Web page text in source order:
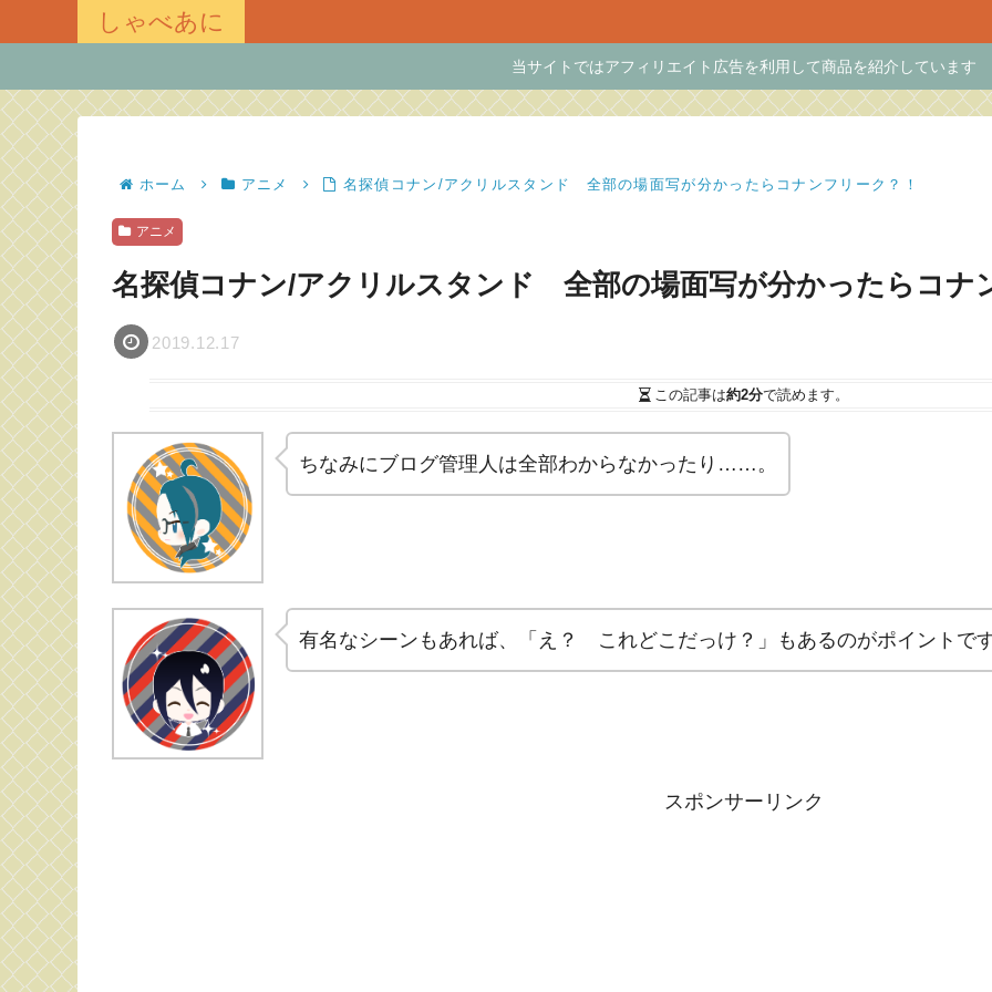
しゃべあに
当サイトではアフィリエイト広告を利用して商品を紹介しています
ホーム アニメ 名探偵コナン/アクリルスタンド 全部の場面写が分かったらコナンフリーク？！
アニメ
名探偵コナン/アクリルスタンド 全部の場面写が分かったらコナ
2019.12.17
この記事は約2分で読めます。
ちなみにブログ管理人は全部わからなかったり……。
有名なシーンもあれば、「え？ これどこだっけ？」もあるのがポイントで
スポンサーリンク